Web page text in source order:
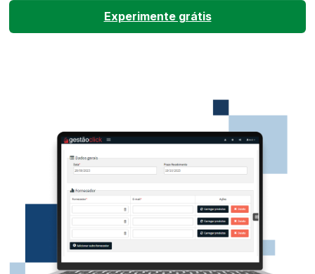
Experimente grátis